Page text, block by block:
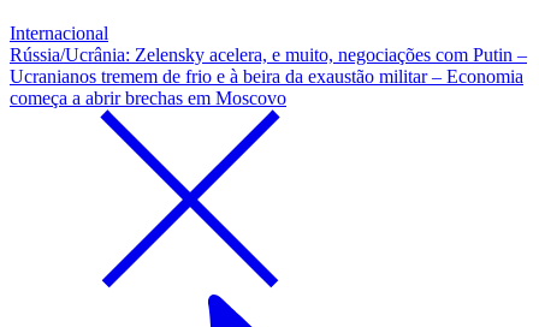
Internacional
Rússia/Ucrânia: Zelensky acelera, e muito, negociações com Putin –
Ucranianos tremem de frio e à beira da exaustão militar – Economia
começa a abrir brechas em Moscovo